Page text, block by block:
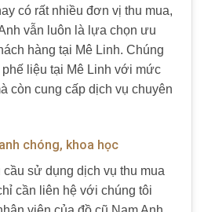
có rất nhiều đơn vị thu mua,
vẫn luôn là lựa chọn ưu
hàng tại Mê Linh. Chúng
liệu tại Mê Linh với mức
còn cung cấp dịch vụ chuyên
chóng, khoa học
sử dụng dịch vụ thu mua
cần liên hệ với chúng tôi